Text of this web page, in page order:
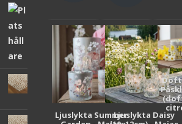
Ljuslykta SummerLjuslykta Daisy